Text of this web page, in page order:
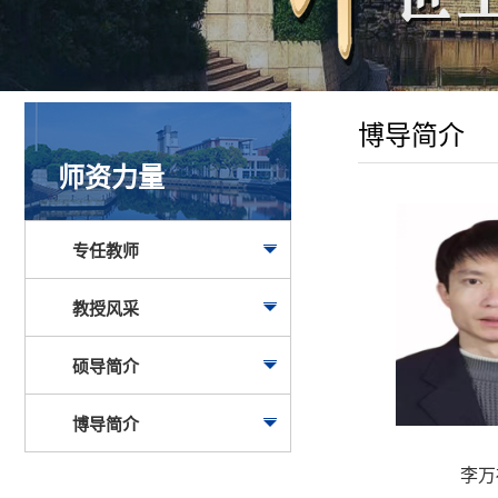
师资力量
专任教师
教授风采
硕导简介
博导简介
博导简介
李